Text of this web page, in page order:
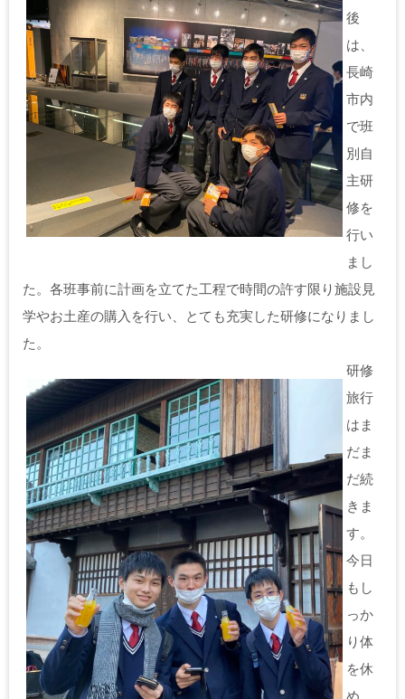
後
は、
長崎
市内
で班
別自
主研
修を
行い
まし
た。各班事前に計画を立てた工程で時間の許す限り施設見
学やお土産の購入を行い、とても充実した研修になりまし
た。
研修
旅行
はま
だま
だ続
きま
す。
今日
もし
っか
り体
を休
め